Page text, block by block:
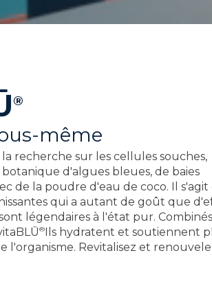
®
même
recherche sur les cellules souches,
d'algues bleues, de baies
de la poudre d'eau de coco. Il
qui a autant de goût que
légendaires à l'état pur.
®
Ils hydratent et soutiennent
l'organisme. Revitalisez et